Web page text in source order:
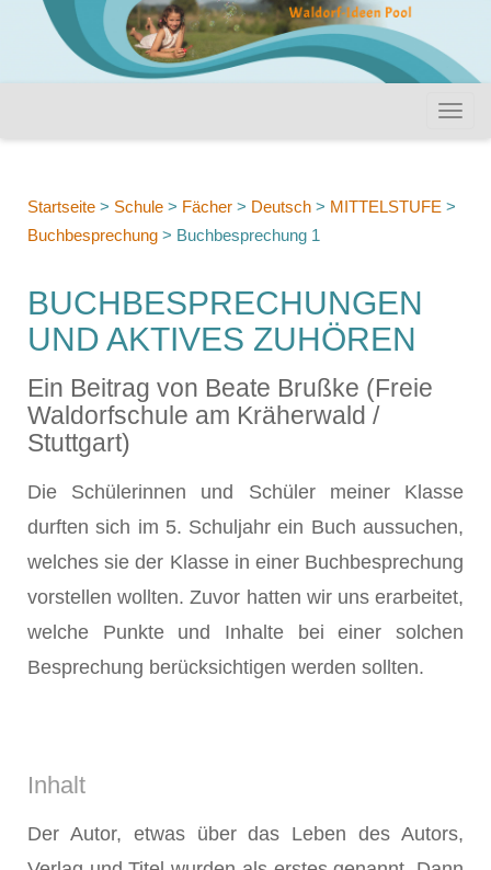
Startseite > Schule > Fächer > Deutsch > MITTELSTUFE >
Buchbesprechung > Buchbesprechung 1
BUCHBESPRECHUNGEN
UND AKTIVES ZUHÖREN
Ein Beitrag von Beate Brußke (Freie
Waldorfschule am Kräherwald /
Stuttgart)
Die Schülerinnen und Schüler meiner Klasse
durften sich im 5. Schuljahr ein Buch aussuchen,
welches sie der Klasse in einer Buchbesprechung
vorstellen wollten. Zuvor hatten wir uns erarbeitet,
welche Punkte und Inhalte bei einer solchen
Besprechung berücksichtigen werden sollten.
Inhalt
Der Autor, etwas über das Leben des Autors,